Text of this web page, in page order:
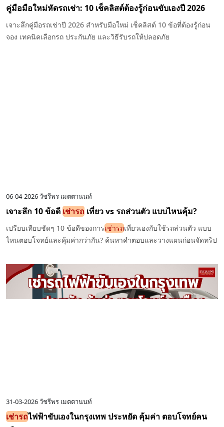
คู่มือมือใหม่หัดรถเช่า: 10 เช็คลิสต์ต้องรู้ก่อนขับเองปี 2026
เจาะลึกคู่มือรถเช่าปี 2026 สำหรับมือใหม่ เช็คลิสต์ 10 ข้อที่ต้องรู้ก่อน
จอง เทคนิคเลือกรถ ประกันภัย และวิธีรับรถให้ปลอดภัย
06-04-2026วัชรีพร เมตตานนท์
เจาะลึก 10 ข้อดีเช่ารถ เที่ยว vs รถส่วนตัว แบบไหนคุ้ม?
เปรียบเทียบชัดๆ 10 ข้อดีของการเช่ารถเที่ยวเองกับใช้รถส่วนตัว แบบ
ไหนตอบโจทย์และคุ้มค่ากว่ากัน? ค้นหาคำตอบและวางแผนก่อนจัดทริป
31-03-2026วัชรีพร เมตตานนท์
เช่ารถไฟฟ้าขับเองในกรุงเทพ ประหยัด คุ้มค่า ตอบโจทย์คน